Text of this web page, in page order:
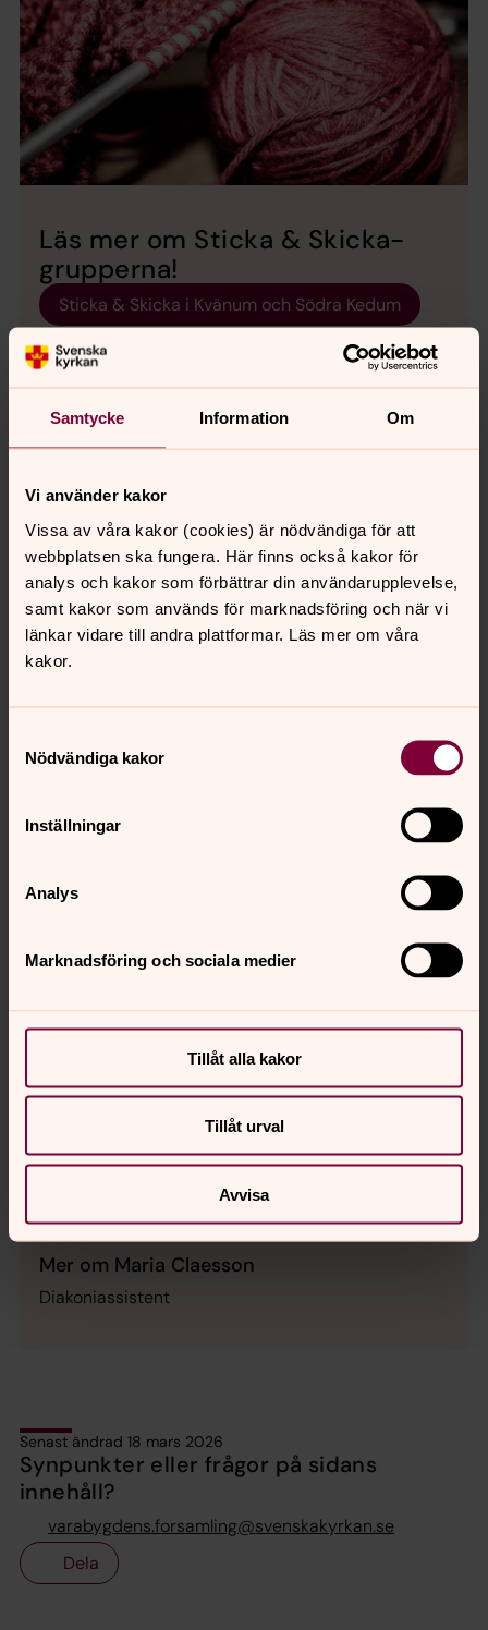
Samtycke Information Om
Vi använder kakor
Vissa av våra kakor (cookies) är nödvändiga för att
webbplatsen ska fungera. Här finns också kakor för
analys och kakor som förbättrar din användarupplevelse,
samt kakor som används för marknadsföring och när vi
länkar vidare till andra plattformar. Läs mer om våra
kakor.
Nödvändiga kakor
Inställningar
Analys
Marknadsföring och sociala medier
Tillåt alla kakor
Tillåt urval
Avvisa
Läs mer om Sticka & Skicka-
grupperna!
Sticka & Skicka i Kvänum och Södra Kedum
Vi lever alla under
samma himmel
Vi har alla samma rättigheter. Var
med i kampen för varje människas
rätt till ett värdigt liv.
elizabeth.erlandsson@svenskakyrkan.se
Maria Claesson
Assistent i församlingsarbete, diakoni, Varabygdens
maria.claesson@svenskakyrkan.se
Mer om Maria Claesson
Diakoniassistent
Senast ändrad 18 mars 2026
Synpunkter eller frågor på sidans
innehåll?
varabygdens.forsamling@svenskakyrkan.se
Dela